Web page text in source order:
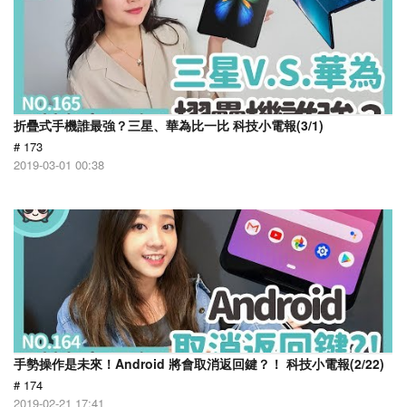
折疊式手機誰最強？三星、華為比一比 科技小電報(3/1)
# 173
2019-03-01 00:38
手勢操作是未來！Android 將會取消返回鍵？！ 科技小電報(2/22)
# 174
2019-02-21 17:41